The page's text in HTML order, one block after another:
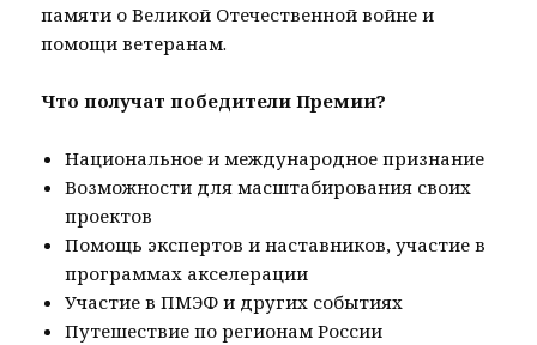
памяти о Великой Отечественной войне и
помощи ветеранам.
Что получат победители Премии?
Национальное и международное признание
Возможности для масштабирования своих
проектов
Помощь экспертов и наставников, участие в
программах акселерации
Участие в ПМЭФ и других событиях
Путешествие по регионам России